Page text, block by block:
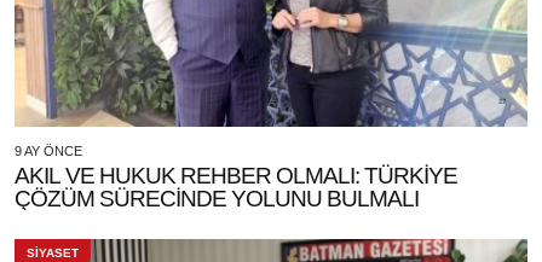
9 AY ÖNCE
AKIL VE HUKUK REHBER OLMALI: TÜRKİYE
ÇÖZÜM SÜRECİNDE YOLUNU BULMALI
SİYASET